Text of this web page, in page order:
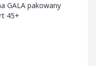
GALA pakowany
45+